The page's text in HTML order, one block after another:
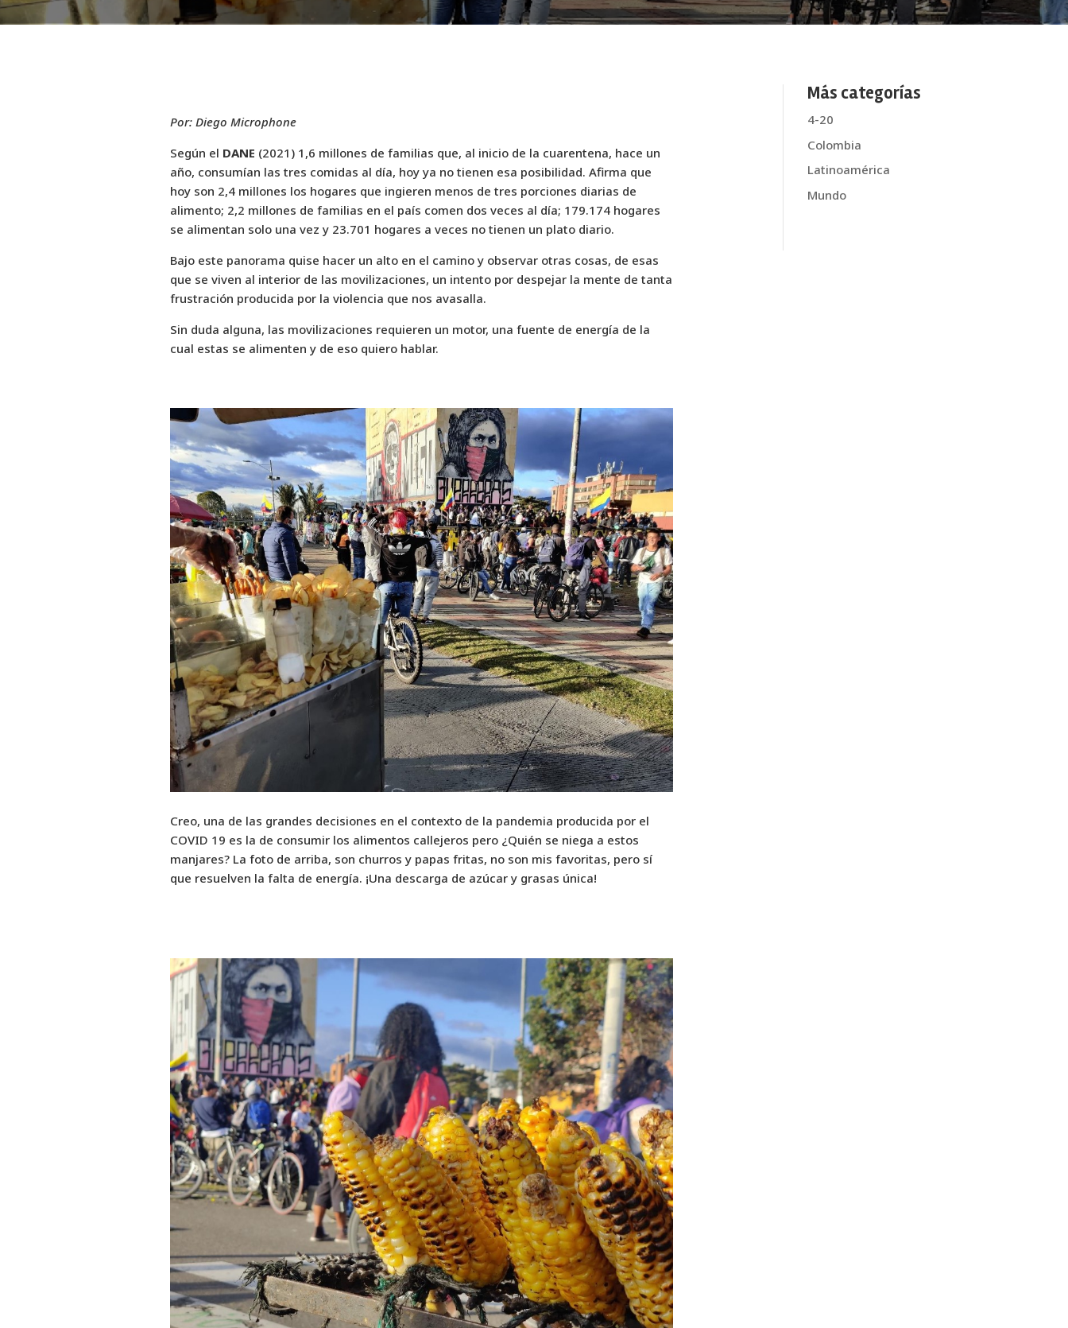
Por: Diego Microphone
Según el DANE (2021) 1,6 millones de familias que, al inicio de la cuarentena, hace un
año, consumían las tres comidas al día, hoy ya no tienen esa posibilidad. Afirma que
hoy son 2,4 millones los hogares que ingieren menos de tres porciones diarias de
alimento; 2,2 millones de familias en el país comen dos veces al día; 179.174 hogares
se alimentan solo una vez y 23.701 hogares a veces no tienen un plato diario.
Bajo este panorama quise hacer un alto en el camino y observar otras cosas, de esas
que se viven al interior de las movilizaciones, un intento por despejar la mente de tanta
frustración producida por la violencia que nos avasalla.
Sin duda alguna, las movilizaciones requieren un motor, una fuente de energía de la
cual estas se alimenten y de eso quiero hablar.
Creo, una de las grandes decisiones en el contexto de la pandemia producida por el
COVID 19 es la de consumir los alimentos callejeros pero ¿Quién se niega a estos
manjares? La foto de arriba, son churros y papas fritas, no son mis favoritas, pero sí
que resuelven la falta de energía. ¡Una descarga de azúcar y grasas única!
Más categorías
4-20
Colombia
Latinoamérica
Mundo